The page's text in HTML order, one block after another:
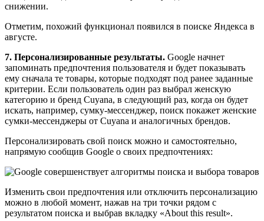
снижении.
Отметим, похожий функционал появился в поиске Яндекса в
августе.
7. Персонализированные результаты. Google начнет
запоминать предпочтения пользователя и будет показывать
ему сначала те товары, которые подходят под ранее заданные
критерии. Если пользователь один раз выбрал женскую
категорию и бренд Cuyana, в следующий раз, когда он будет
искать, например, сумку-мессенджер, поиск покажет женские
сумки-мессенджеры от Cuyana и аналогичных брендов.
Персонализировать свой поиск можно и самостоятельно,
напрямую сообщив Google о своих предпочтениях:
Изменить свои предпочтения или отключить персонализацию
можно в любой момент, нажав на три точки рядом с
результатом поиска и выбрав вкладку «About this result».